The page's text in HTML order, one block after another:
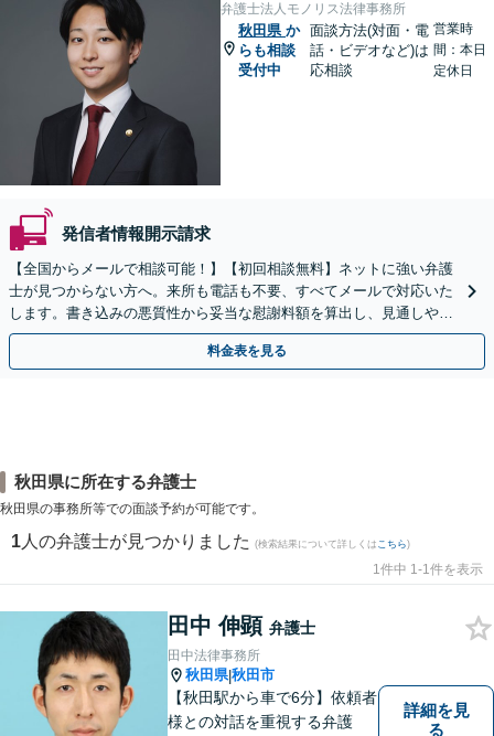
弁護士法人モノリス法律事務所
秋田県 か
らも相談
受付中
面談方法(対面・電
話・ビデオなど)は
応相談
営業時
間：本日
定休日
発信者情報開示請求
【全国からメールで相談可能！】【初回相談無料】ネットに強い弁護
士が見つからない方へ。来所も電話も不要、すべてメールで対応いた
します。書き込みの悪質性から妥当な慰謝料額を算出し、見通しや費
用面のリスクも包み隠さずお伝えしサポートします。
料金表を見る
秋田県に所在する弁護士
秋田県の事務所等での面談予約が可能です。
1 人の弁護士が見つかりました (検索結果について詳しくは こちら)
1件中 1-1件を表示
田中 伸顕 弁護士
田中法律事務所
秋田県|秋田市
【秋田駅から車で6分】依頼者
様との対話を重視する弁護
詳細を見
る